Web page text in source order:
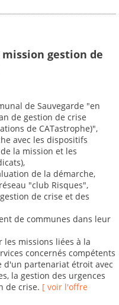
mission gestion de
de Sauvegarde "en
de gestion de crise
de CATastrophe)",
avec les dispositifs
la mission et les
de la démarche,
"club Risques",
de crise et des
de communes dans leur
missions liées à la
concernés compétents
d'un partenariat étroit avec
la gestion des urgences
de crise. [ voir l'offre